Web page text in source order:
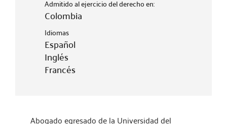
Admitido al ejercicio del derecho en:
Colombia
Idiomas
Español
Inglés
Francés
Abogado egresado de la Universidad del